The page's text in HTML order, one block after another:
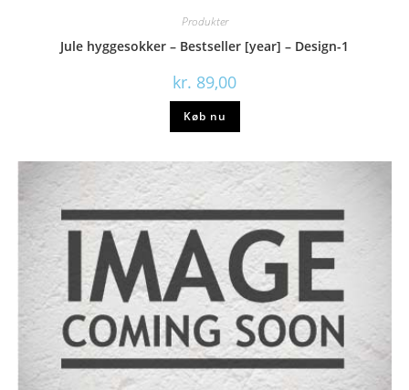
Produkter
Jule hyggesokker – Bestseller [year] – Design-1
kr. 89,00
Køb nu